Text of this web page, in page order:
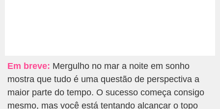
Em breve: Mergulho no mar a noite em sonho
mostra que tudo é uma questão de perspectiva a
maior parte do tempo. O sucesso começa consigo
mesmo, mas você está tentando alcançar o topo